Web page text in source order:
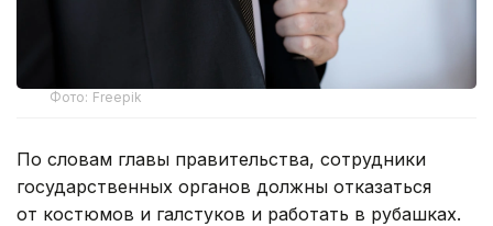
Фото: Freepik
По словам главы правительства, сотрудники
государственных органов должны отказаться
от костюмов и галстуков и работать в рубашках.